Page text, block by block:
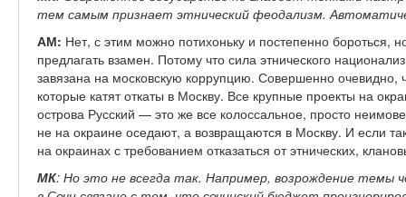
тем самым признает этнический феодализм.
АМ: Нет, с этим можно потихоньку и постепенно бороться,
предлагать взамен. Потому что сила этнического
завязана на московскую коррупцию. Совершенно очевидно,
которые катят откаты в Москву. Все крупные проекты на
острова Русский — это же все колоссальное, просто
не на окраине оседают, а возвращаются в Москву. И если
на окраинах с требованием отказаться от этнических,
МК: Но это не всегда так. Например, возрождение темы